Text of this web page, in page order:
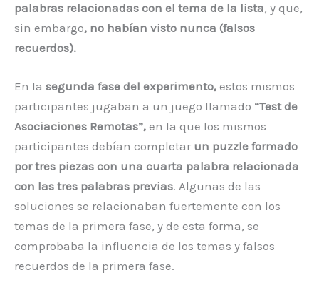
palabras relacionadas con el tema de la lista, y que,
sin embargo, no habían visto nunca (falsos
recuerdos).
En la segunda fase del experimento, estos mismos
participantes jugaban a un juego llamado “Test de
Asociaciones Remotas”, en la que los mismos
participantes debían completar un puzzle formado
por tres piezas con una cuarta palabra relacionada
con las tres palabras previas. Algunas de las
soluciones se relacionaban fuertemente con los
temas de la primera fase, y de esta forma, se
comprobaba la influencia de los temas y falsos
recuerdos de la primera fase.